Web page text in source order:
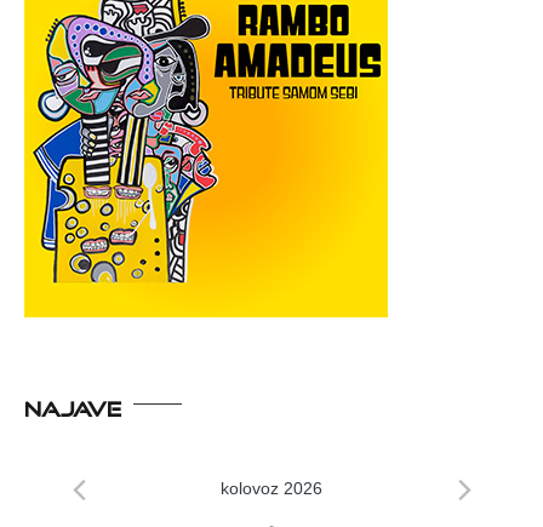
NAJAVE
kolovoz 2026